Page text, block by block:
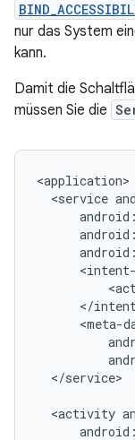
nur das System
kann.
Damit die
müssen Sie die
<service
</service>
<activity